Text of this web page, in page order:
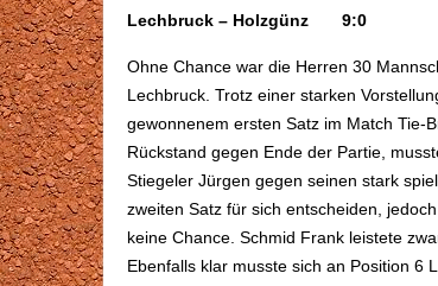
Lechbruck – Holzgünz 9:0
Ohne Chance war die Herren 30
Lechbruck. Trotz einer starken
gewonnenem ersten Satz im Match Tie-
Rückstand gegen Ende der Partie,
Stiegeler Jürgen gegen seinen stark
zweiten Satz für sich entscheiden,
keine Chance. Schmid Frank leistete
Ebenfalls klar musste sich an Position 6